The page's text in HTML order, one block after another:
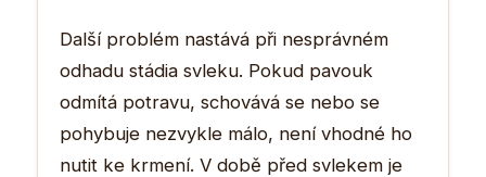
Další problém nastává při nesprávném
odhadu stádia svleku. Pokud pavouk
odmítá potravu, schovává se nebo se
pohybuje nezvykle málo, není vhodné ho
nutit ke krmení. V době před svlekem je